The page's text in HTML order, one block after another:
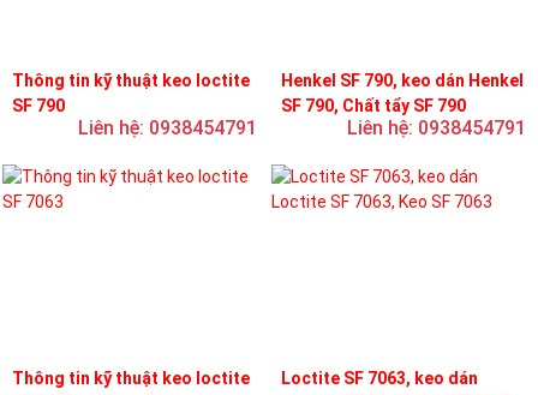
Thông tin kỹ thuật keo loctite
SF 790
Liên hệ: 0938454791
Henkel SF 790, keo dán Henkel
SF 790, Chất tẩy SF 790
Liên hệ: 0938454791
Thông tin kỹ thuật keo loctite
Loctite SF 7063, keo dán